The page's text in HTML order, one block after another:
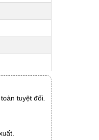
tuyệt đối.